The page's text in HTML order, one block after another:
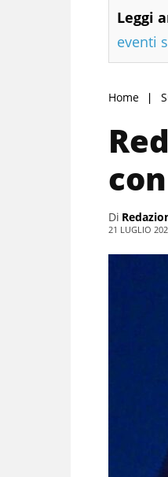
Leggi
eventi
Home
Di
21 LUGLIO